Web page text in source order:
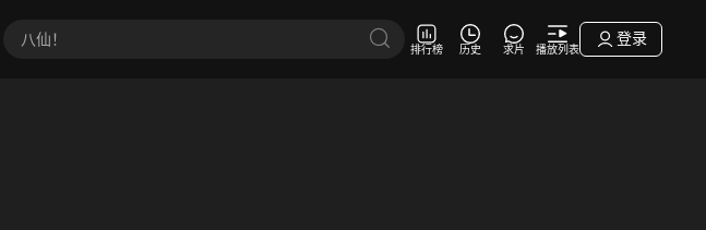
排行榜 历史 求片 播放列表
登录